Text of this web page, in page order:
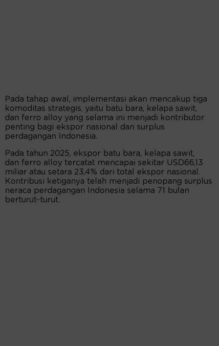
Pada tahap awal, implementasi akan mencakup tiga
komoditas strategis, yaitu batu bara, kelapa sawit,
dan ferro alloy yang selama ini menjadi kontributor
penting bagi ekspor nasional dan surplus
perdagangan Indonesia.
Pada tahun 2025, ekspor batu bara, kelapa sawit,
dan ferro alloy tercatat mencapai sekitar USD66,13
miliar atau setara 23,4% dari total ekspor nasional.
Kontribusi ketiganya telah menjadi penopang surplus
neraca perdagangan Indonesia selama 71 bulan
berturut-turut.